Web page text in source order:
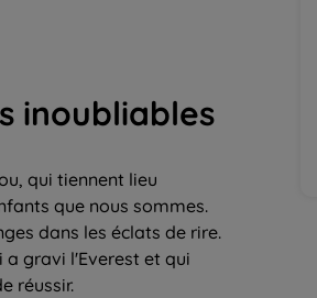
inoubliables
qui tiennent lieu
que nous sommes.
dans les éclats de rire.
a gravi l'Everest et qui
réussir.